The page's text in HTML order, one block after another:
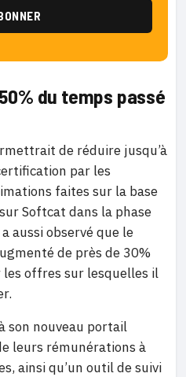
du temps passé
de réduire jusqu’à
par les
faites sur la base
Softcat dans la phase
aussi observé que le
de près de 30%
offres sur lesquelles il
son nouveau portail
leurs rémunérations à
ainsi qu’un outil de suivi